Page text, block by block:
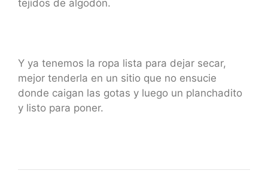
tejidos de algodón.
Y ya tenemos la ropa lista para dejar secar,
mejor tenderla en un sitio que no ensucie
donde caigan las gotas y luego un planchadito
y listo para poner.